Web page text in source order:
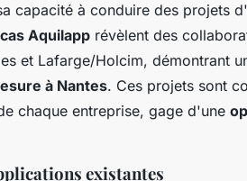
capacité à conduire des projets
Aquilapp révèlent des
et Lafarge/Holcim, démontrant
à Nantes. Ces projets sont
chaque entreprise, gage d'une
existantes